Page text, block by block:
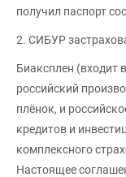
получил паспорт
2. СИБУР
Биаксплен (входит
российский
плёнок, и
кредитов и
комплексного
Настоящее